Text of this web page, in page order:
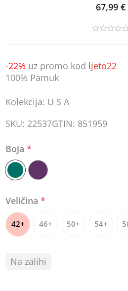
67,99 €
-22% uz promo kod ljeto22
100% Pamuk
Kolekcija: U S A
SKU: 22537GTIN: 851959
Boja*
Veličina*
42+ 46+ 50+ 54+
Na zalihi